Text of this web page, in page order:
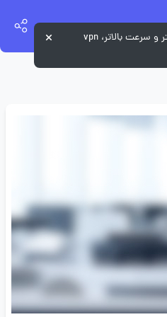
برای تجربه کاربری بهتر و سرعت بالاتر، vpn